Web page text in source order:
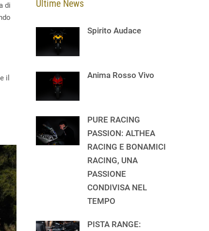
di
il
Ultime News
Spirito Audace
Anima Rosso Vivo
PURE RACING
PASSION: ALTHEA
RACING E BONAMICI
RACING, UNA
PASSIONE
CONDIVISA NEL
TEMPO
PISTA RANGE: